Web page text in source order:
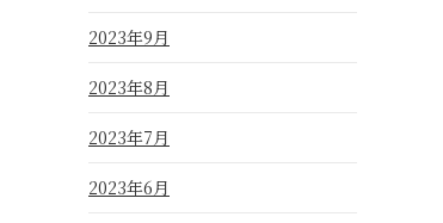
2023年9月
2023年8月
2023年7月
2023年6月